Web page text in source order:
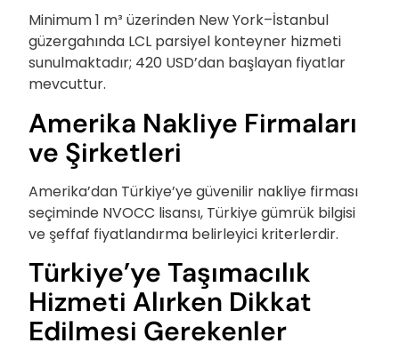
Minimum 1 m³ üzerinden New York–İstanbul
güzergahında LCL parsiyel konteyner hizmeti
sunulmaktadır; 420 USD’dan başlayan fiyatlar
mevcuttur.
Amerika Nakliye Firmaları
ve Şirketleri
Amerika’dan Türkiye’ye güvenilir nakliye firması
seçiminde NVOCC lisansı, Türkiye gümrük bilgisi
ve şeffaf fiyatlandırma belirleyici kriterlerdir.
Türkiye’ye Taşımacılık
Hizmeti Alırken Dikkat
Edilmesi Gerekenler